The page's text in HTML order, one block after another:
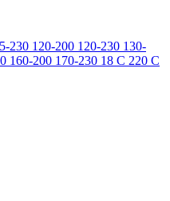
230 120-200 120-230 130-
160-200 170-230 18 ​C 220 С